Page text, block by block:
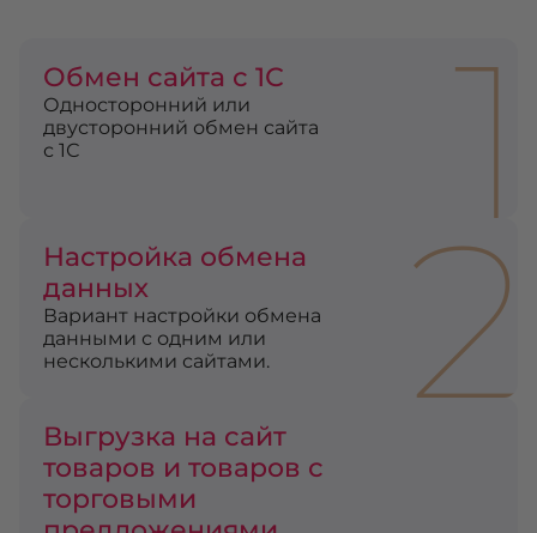
Обмен сайта с 1С
Односторонний или
двусторонний обмен сайта
с 1С
1
Настройка обмена
данных
Вариант настройки обмена
данными с одним или
несколькими сайтами.
2
Выгрузка на сайт
товаров и товаров с
торговыми